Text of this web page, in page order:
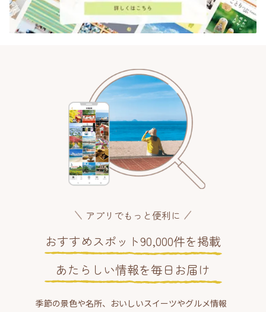
アプリでもっと便利に
おすすめスポット90,000件を掲載
あたらしい情報を毎日お届け
季節の景色や名所、おいしいスイーツやグルメ情報